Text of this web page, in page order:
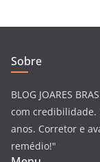
Sobre
BLOG JOARES
com credibilidade.
anos. Corretor e
remédio!"